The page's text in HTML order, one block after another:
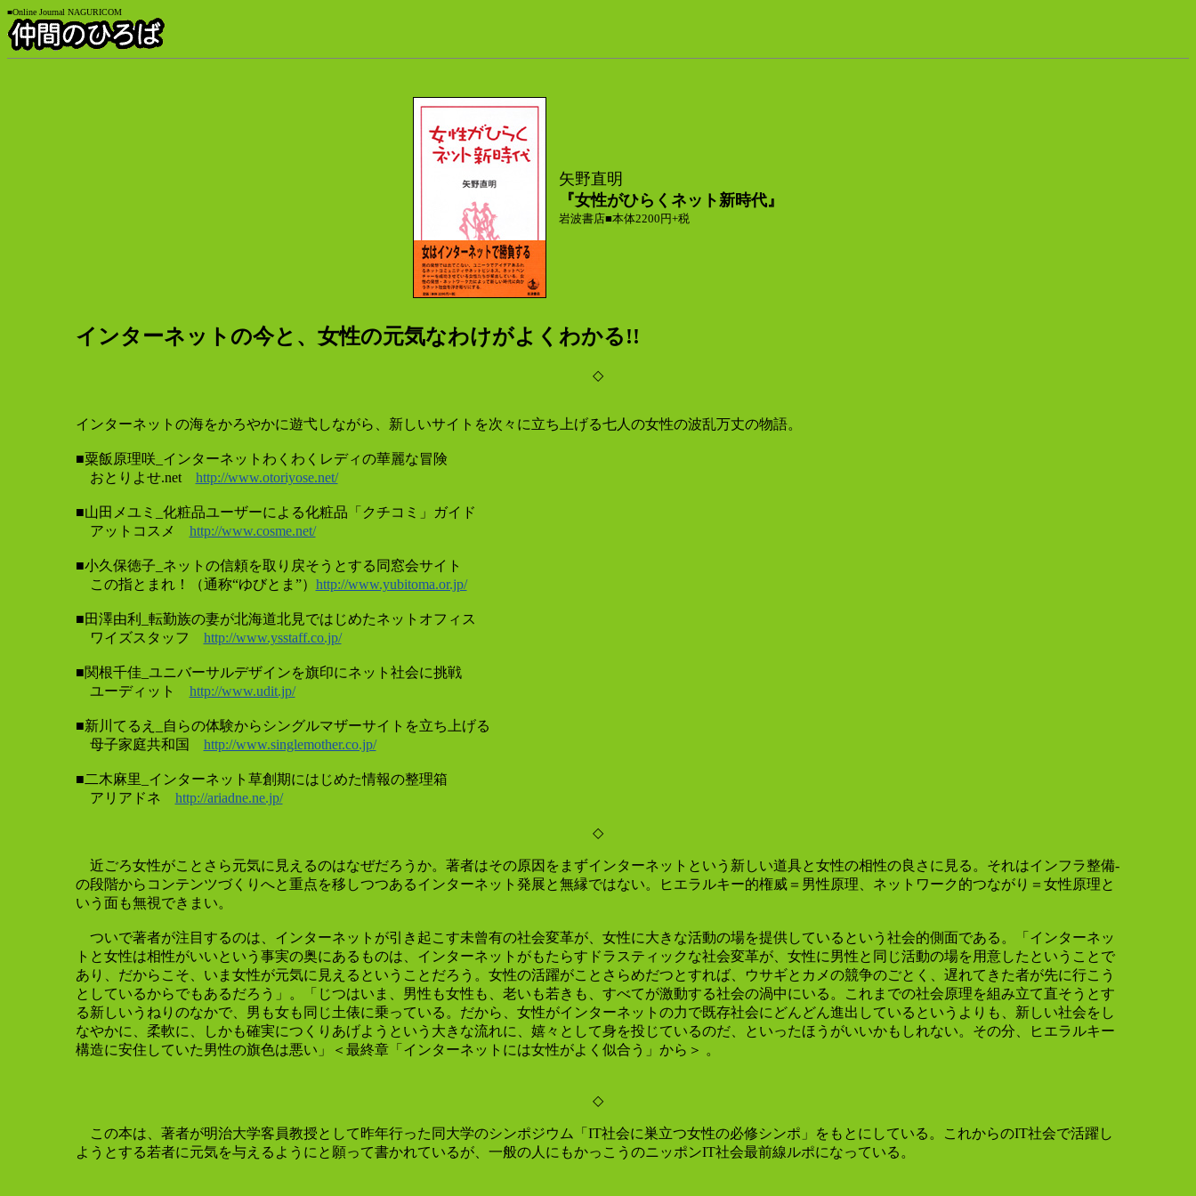
■Online Journal NAGURICOM
矢野直明
『女性がひらくネット新時代』
岩波書店■本体2200円+税
インターネットの今と、女性の元気なわけがよくわかる!!
◇
インターネットの海をかろやかに遊弋しながら、新しいサイトを次々に立ち上げる七人の女性の波乱万丈の物語。
■粟飯原理咲_インターネットわくわくレディの華麗な冒険
おとりよせ.net http://www.otoriyose.net/
■山田メユミ_化粧品ユーザーによる化粧品「クチコミ」ガイド
アットコスメ http://www.cosme.net/
■小久保徳子_ネットの信頼を取り戻そうとする同窓会サイト
この指とまれ！（通称“ゆびとま”） http://www.yubitoma.or.jp/
■田澤由利_転勤族の妻が北海道北見ではじめたネットオフィス
ワイズスタッフ http://www.ysstaff.co.jp/
■関根千佳_ユニバーサルデザインを旗印にネット社会に挑戦
ユーディット http://www.udit.jp/
■新川てるえ_自らの体験からシングルマザーサイトを立ち上げる
母子家庭共和国 http://www.singlemother.co.jp/
■二木麻里_インターネット草創期にはじめた情報の整理箱
アリアドネ http://ariadne.ne.jp/
◇
近ごろ女性がことさら元気に見えるのはなぜだろうか。著者はその原因をまずインターネットという新しい道具と女性の相性の良さに見る。それはインフラ整備-
の段階からコンテンツづくりへと重点を移しつつあるインターネット発展と無縁ではない。ヒエラルキー的権威＝男性原理、ネットワーク的つながり＝女性原理と
いう面も無視できまい。
ついで著者が注目するのは、インターネットが引き起こす未曾有の社会変革が、女性に大きな活動の場を提供しているという社会的側面である。「インターネッ
トと女性は相性がいいという事実の奥にあるものは、インターネットがもたらすドラスティックな社会変革が、女性に男性と同じ活動の場を用意したということで
あり、だからこそ、いま女性が元気に見えるということだろう。女性の活躍がことさらめだつとすれば、ウサギとカメの競争のごとく、遅れてきた者が先に行こう
としているからでもあるだろう」。「じつはいま、男性も女性も、老いも若きも、すべてが激動する社会の渦中にいる。これまでの社会原理を組み立て直そうとす
る新しいうねりのなかで、男も女も同じ土俵に乗っている。だから、女性がインターネットの力で既存社会にどんどん進出しているというよりも、新しい社会をし
なやかに、柔軟に、しかも確実につくりあげようという大きな流れに、嬉々として身を投じているのだ、といったほうがいいかもしれない。その分、ヒエラルキー
構造に安住していた男性の旗色は悪い」＜最終章「インターネットには女性がよく似合う」から＞ 。
◇
この本は、著者が明治大学客員教授として昨年行った同大学のシンポジウム「IT社会に巣立つ女性の必修シンポ」をもとにしている。これからのIT社会で活躍し
ようとする若者に元気を与えるようにと願って書かれているが、一般の人にもかっこうのニッポンIT社会最前線ルポになっている。